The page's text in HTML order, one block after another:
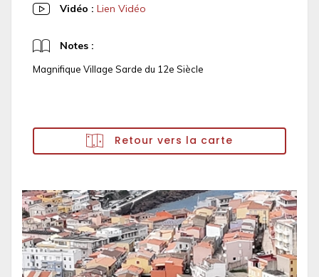
Vidéo : Lien Vidéo
Notes :
Magnifique Village Sarde du 12e Siècle
Retour vers la carte